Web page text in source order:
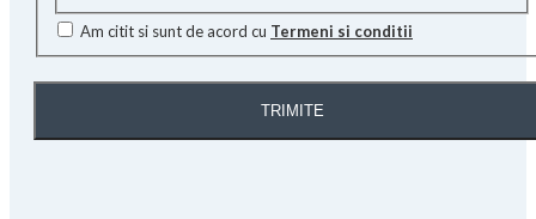
Am citit si sunt de acord cu Termeni si conditii
TRIMITE